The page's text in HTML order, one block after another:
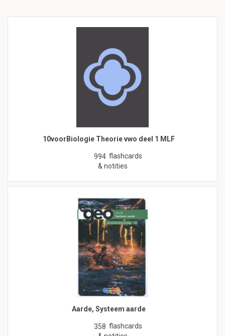
10voorBiologie Theorie vwo deel 1 MLF
994 flashcards
& notities
Aarde, Systeem aarde
358 flashcards